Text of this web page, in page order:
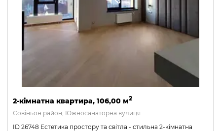
2-кімнатна квартира, 106,00 м2
Совіньон район, Южносанаторна вулиця
ID 26748 Естетика простору та світла - стильна 2-кімнатна